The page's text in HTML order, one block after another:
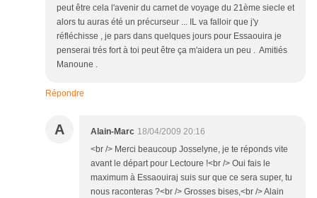
peut être cela l'avenir du carnet de voyage du 21ème siecle et
alors tu auras été un précurseur ... IL va falloir que j'y
réfléchisse , je pars dans quelques jours pour Essaouira je
penserai trés fort à toi peut être ça m'aidera un peu . Amitiés
Manoune .
Répondre
A Alain-Marc 18/04/2009 20:16
<br /> Merci beaucoup Josselyne, je te réponds vite
avant le départ pour Lectoure !<br /> Oui fais le
maximum à Essaouiraj suis sur que ce sera super, tu
nous raconteras ?<br /> Grosses bises,<br /> Alain